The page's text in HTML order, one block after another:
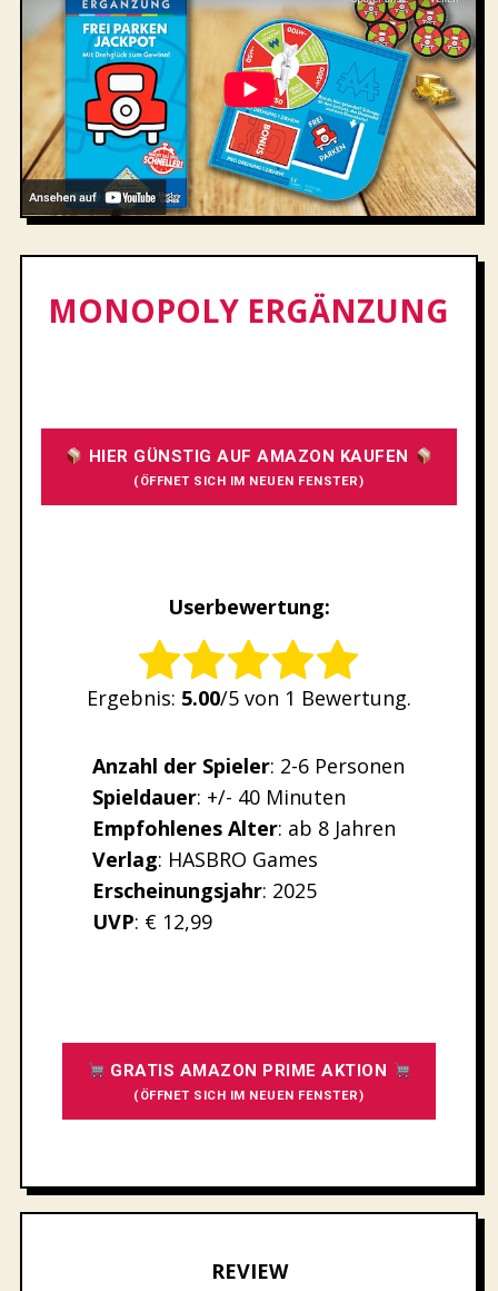
MONOPOLY ERGÄNZUNG
HIER GÜNSTIG AUF AMAZON KAUFEN
(ÖFFNET SICH IM NEUEN FENSTER)
Userbewertung:
Rate this item:
SUBMIT RATING
Ergebnis: 5.00/5 von 1 Bewertung.
Anzahl der Spieler: 2-6 Personen
Spieldauer: +/- 40 Minuten
Empfohlenes Alter: ab 8 Jahren
Verlag: HASBRO Games
Erscheinungsjahr: 2025
UVP: € 12,99
GRATIS AMAZON PRIME AKTION
(ÖFFNET SICH IM NEUEN FENSTER)
REVIEW